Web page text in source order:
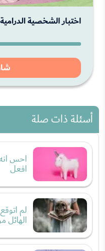
اختبار الشخصية
أسئلة ذات صلة
احس
افعل
لم